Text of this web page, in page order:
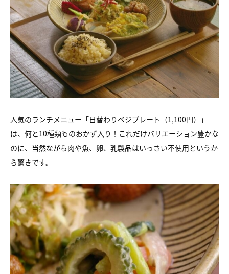
人気のランチメニュー「日替わりベジプレート（1,100円）」
は、何と10種類ものおかず入り！これだけバリエーション豊かな
のに、当然ながら肉や魚、卵、乳製品はいっさい不使用というか
ら驚きです。